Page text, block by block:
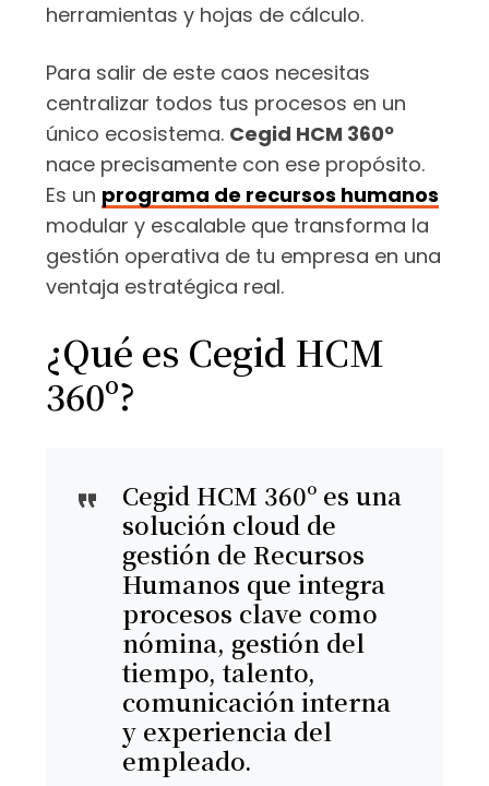
herramientas y hojas de cálculo.
Para salir de este caos necesitas
centralizar todos tus procesos en un
único ecosistema. Cegid HCM 360º
nace precisamente con ese propósito.
Es un programa de recursos humanos
modular y escalable que transforma la
gestión operativa de tu empresa en una
ventaja estratégica real.
¿Qué es Cegid HCM
360º?
Cegid HCM 360º es una
solución cloud de
gestión de Recursos
Humanos que integra
procesos clave como
nómina, gestión del
tiempo, talento,
comunicación interna
y experiencia del
empleado.